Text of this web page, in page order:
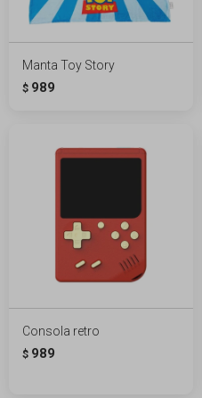
Manta Toy Story
$ 989
Consola retro
$ 989